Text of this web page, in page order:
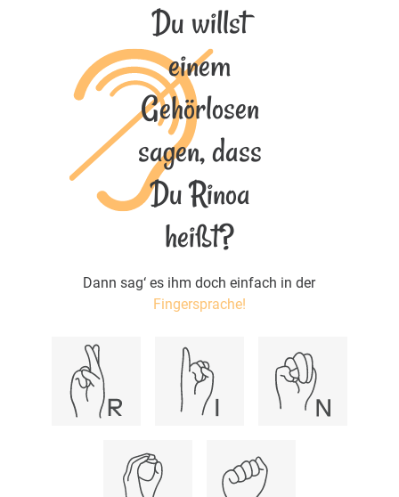
Du willst
einem
Gehörlosen
sagen, dass
Du Rinoa
heißt?
Dann sag‘ es ihm doch einfach in der
Fingersprache!